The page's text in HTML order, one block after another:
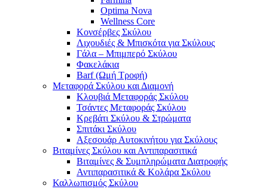
Optima Nova
Wellness Core
Κονσέρβες Σκύλου
Λιχουδιές & Μπισκότα για Σκύλους
Γάλα – Μπιμπερό Σκύλου
Φακελάκια
Barf (Ωμή Τροφή)
Μεταφορά Σκύλου και Διαμονή
Κλουβιά Μεταφοράς Σκύλου
Τσάντες Μεταφοράς Σκύλου
Κρεβάτι Σκύλου & Στρώματα
Σπιτάκι Σκύλου
Αξεσουάρ Αυτοκινήτου για Σκύλους
Βιταμίνες Σκύλου και Αντιπαρασιτικά
Βιταμίνες & Συμπληρώματα Διατροφής
Αντιπαρασιτικά & Κολάρα Σκύλου
Καλλωπισμός Σκύλου